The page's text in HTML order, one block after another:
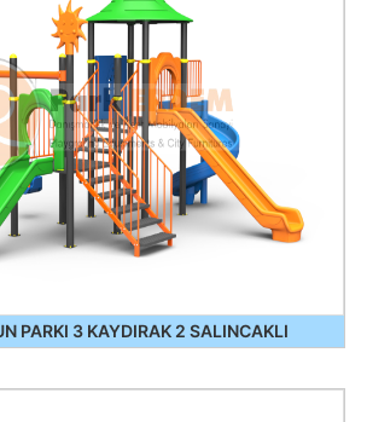
PARKI 3 KAYDIRAK 2 SALINCAKLI